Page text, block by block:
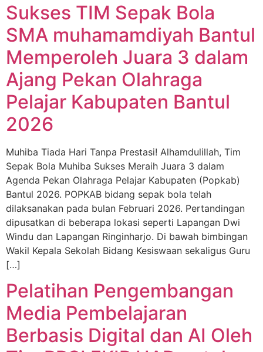
Sukses TIM Sepak Bola
SMA muhamamdiyah Bantul
Memperoleh Juara 3 dalam
Ajang Pekan Olahraga
Pelajar Kabupaten Bantul
2026
Muhiba Tiada Hari Tanpa Prestasi! Alhamdulillah, Tim
Sepak Bola Muhiba Sukses Meraih Juara 3 dalam
Agenda Pekan Olahraga Pelajar Kabupaten (Popkab)
Bantul 2026. POPKAB bidang sepak bola telah
dilaksanakan pada bulan Februari 2026. Pertandingan
dipusatkan di beberapa lokasi seperti Lapangan Dwi
Windu dan Lapangan Ringinharjo. Di bawah bimbingan
Wakil Kepala Sekolah Bidang Kesiswaan sekaligus Guru
[…]
Pelatihan Pengembangan
Media Pembelajaran
Berbasis Digital dan AI Oleh